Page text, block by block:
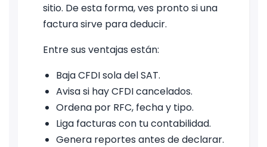
sitio. De esta forma, ves pronto si una
factura sirve para deducir.
Entre sus ventajas están:
Baja CFDI sola del SAT.
Avisa si hay CFDI cancelados.
Ordena por RFC, fecha y tipo.
Liga facturas con tu contabilidad.
Genera reportes antes de declarar.